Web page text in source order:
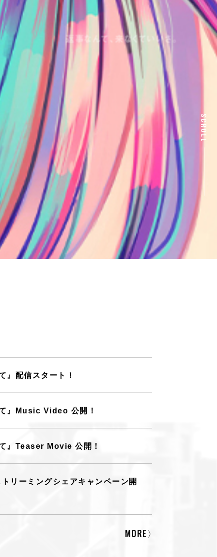
返事なんて、来なくていいさ。
SCROLL
配信スタート！
』Music Video 公開！
』Teaser Movie 公開！
ーミングシェアキャンペーン開
MORE